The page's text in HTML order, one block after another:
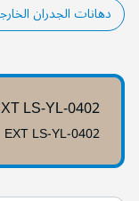
دهانات الجدران
LS-YL-0402
EXT LS-YL-0402